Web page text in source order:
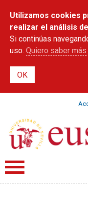
Utilizamos cookies
realizar el análisis
Si continúas
uso. Quiero saber más